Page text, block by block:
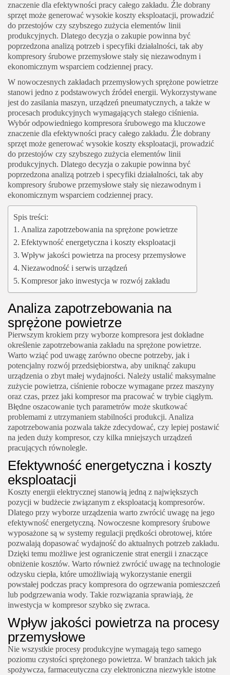
znaczenie dla efektywności pracy całego zakładu. Źle dobrany
sprzęt może generować wysokie koszty eksploatacji, prowadzić
do przestojów czy szybszego zużycia elementów linii
produkcyjnych. Dlatego decyzja o zakupie powinna być
poprzedzona analizą potrzeb i specyfiki działalności, tak aby
kompresory śrubowe przemysłowe stały się niezawodnym i
ekonomicznym wsparciem codziennej pracy.
W nowoczesnych zakładach przemysłowych sprężone powietrze
stanowi jedno z podstawowych źródeł energii. Wykorzystywane
jest do zasilania maszyn, urządzeń pneumatycznych, a także w
procesach produkcyjnych wymagających stałego ciśnienia.
Wybór odpowiedniego kompresora śrubowego ma kluczowe
znaczenie dla efektywności pracy całego zakładu. Źle dobrany
sprzęt może generować wysokie koszty eksploatacji, prowadzić
do przestojów czy szybszego zużycia elementów linii
produkcyjnych. Dlatego decyzja o zakupie powinna być
poprzedzona analizą potrzeb i specyfiki działalności, tak aby
kompresory śrubowe przemysłowe stały się niezawodnym i
ekonomicznym wsparciem codziennej pracy.
Spis treści:
Analiza zapotrzebowania na sprężone powietrze
Efektywność energetyczna i koszty eksploatacji
Wpływ jakości powietrza na procesy przemysłowe
Niezawodność i serwis urządzeń
Kompresor jako inwestycja w rozwój zakładu
Analiza zapotrzebowania na
sprężone powietrze
Pierwszym krokiem przy wyborze kompresora jest dokładne
określenie zapotrzebowania zakładu na sprężone powietrze.
Warto wziąć pod uwagę zarówno obecne potrzeby, jak i
potencjalny rozwój przedsiębiorstwa, aby uniknąć zakupu
urządzenia o zbyt małej wydajności. Należy ustalić maksymalne
zużycie powietrza, ciśnienie robocze wymagane przez maszyny
oraz czas, przez jaki kompresor ma pracować w trybie ciągłym.
Błędne oszacowanie tych parametrów może skutkować
problemami z utrzymaniem stabilności produkcji. Analiza
zapotrzebowania pozwala także zdecydować, czy lepiej postawić
na jeden duży kompresor, czy kilka mniejszych urządzeń
pracujących równolegle.
Efektywność energetyczna i koszty
eksploatacji
Koszty energii elektrycznej stanowią jedną z największych
pozycji w budżecie związanym z eksploatacją kompresorów.
Dlatego przy wyborze urządzenia warto zwrócić uwagę na jego
efektywność energetyczną. Nowoczesne kompresory śrubowe
wyposażone są w systemy regulacji prędkości obrotowej, które
pozwalają dopasować wydajność do aktualnych potrzeb zakładu.
Dzięki temu możliwe jest ograniczenie strat energii i znaczące
obniżenie kosztów. Warto również zwrócić uwagę na technologie
odzysku ciepła, które umożliwiają wykorzystanie energii
powstałej podczas pracy kompresora do ogrzewania pomieszczeń
lub podgrzewania wody. Takie rozwiązania sprawiają, że
inwestycja w kompresor szybko się zwraca.
Wpływ jakości powietrza na procesy
przemysłowe
Nie wszystkie procesy produkcyjne wymagają tego samego
poziomu czystości sprężonego powietrza. W branżach takich jak
spożywcza, farmaceutyczna czy elektroniczna niezwykle istotne